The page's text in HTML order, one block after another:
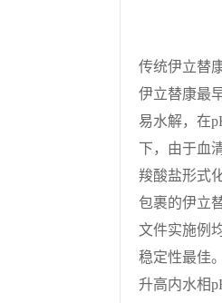
传统伊立替
伊立替康最
易水解，在
下，由于血
羧酸盐形式
包裹的伊立
文件实施例
稳定性最佳
升高内水相